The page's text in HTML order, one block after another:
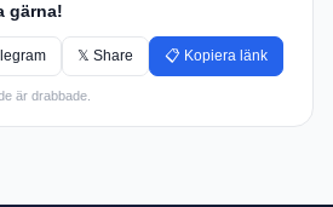
gärna!
𝕏 Share 📋 Kopiera länk
är drabbade.